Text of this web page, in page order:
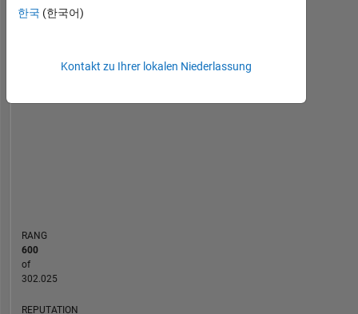
-4
-2
2
4
6
8
25 20
-5
-10
RANG
600
of
302.025
REPUTATION
한국 (한국어)
Kontakt zu Ihrer lokalen Niederlassung